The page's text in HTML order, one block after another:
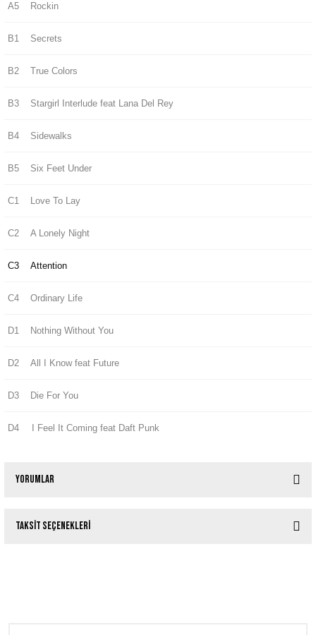
A5 Rockin
B1 Secrets
B2 True Colors
B3 Stargirl Interlude feat Lana Del Rey
B4 Sidewalks
B5 Six Feet Under
C1 Love To Lay
C2 A Lonely Night
C3 Attention
C4 Ordinary Life
D1 Nothing Without You
D2 All I Know feat Future
D3 Die For You
D4 I Feel It Coming feat Daft Punk
Yorumlar
Taksit Seçenekleri